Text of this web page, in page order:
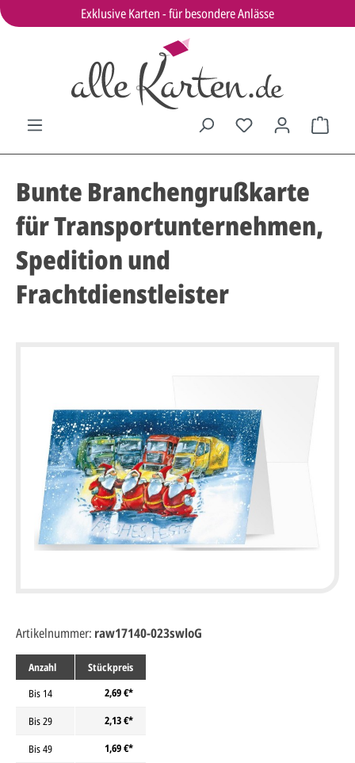
Exklusive Karten - für besondere Anlässe
Bunte Branchengrußkarte
für Transportunternehmen,
Spedition und
Frachtdienstleister
Anzahl
Stückpreis
Bis 14
2,69 €*
Bis29
2,13 €*
Bis49
1,69 €*
Artikelnummer: raw17140-023swloG